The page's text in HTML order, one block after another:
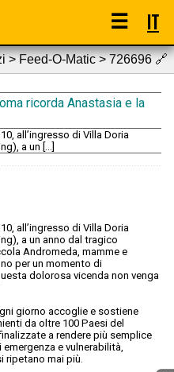
☰ IT
> Feed-O-Matic > 726696🔗
ricorda Anastasia e la
all’ingresso di Villa Doria
a un […]
all’ingresso di Villa Doria
a un anno dal tragico
Andromeda, mamme e
per un momento di
dolorosa vicenda non venga
giorno accoglie e sostiene
da oltre 100 Paesi del
a rendere più semplice
e vulnerabilità,
ripetano mai più.